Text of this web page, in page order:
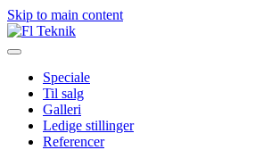
Skip to main content
Speciale
Til salg
Galleri
Ledige stillinger
Referencer